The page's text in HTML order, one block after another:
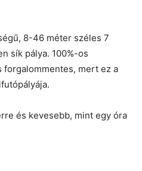
8-46 méter széles 7
sík pálya. 100%-os
forgalommentes, mert ez a
és kevesebb, mint egy óra